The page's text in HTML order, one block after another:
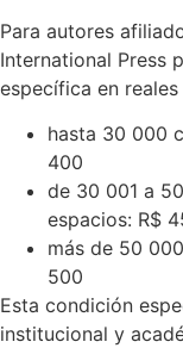
Para autores
International Press
específica en
hasta 30 000
400
de 30 001 a
espacios: R$
más de 50
500
Esta condición
institucional y